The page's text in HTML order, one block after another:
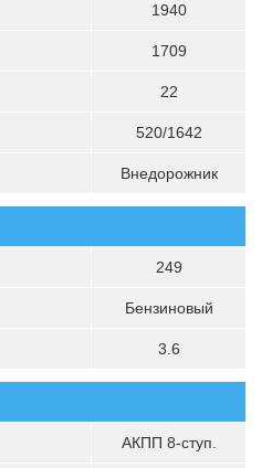
1940
1709
22
520/1642
Внедорожник
249
Бензиновый
3.6
АКПП 8-ступ.